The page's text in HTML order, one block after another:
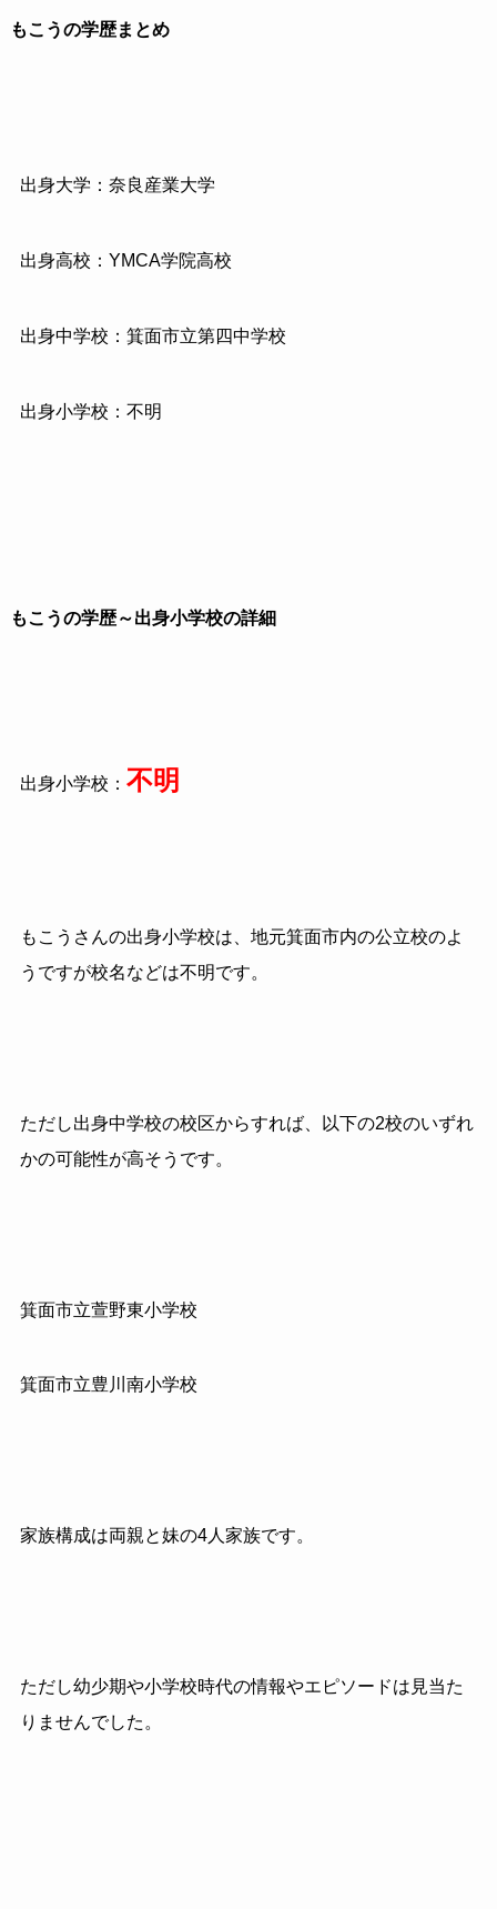
もこうの学歴まとめ
出身大学：奈良産業大学
出身高校：YMCA学院高校
出身中学校：箕面市立第四中学校
出身小学校：不明
もこうの学歴～出身小学校の詳細
出身小学校： 不明
もこうさんの出身小学校は、地元箕面市内の公立校のよ
うですが校名などは不明です。
ただし出身中学校の校区からすれば、以下の2校のいずれ
かの可能性が高そうです。
箕面市立萱野東小学校
箕面市立豊川南小学校
家族構成は両親と妹の4人家族です。
ただし幼少期や小学校時代の情報やエピソードは見当た
りませんでした。